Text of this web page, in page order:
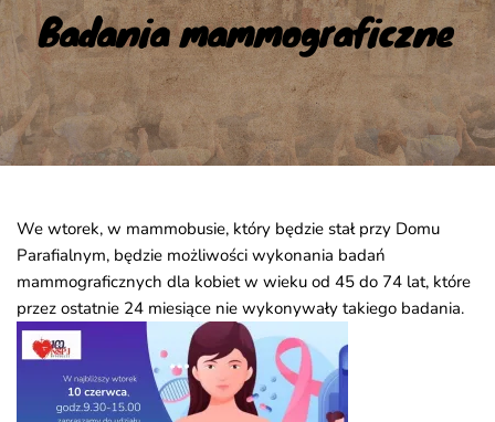
Badania mammograficzne
We wtorek, w mammobusie, który będzie stał przy Domu
Parafialnym, będzie możliwości wykonania badań
mammograficznych dla kobiet w wieku od 45 do 74 lat, które
przez ostatnie 24 miesiące nie wykonywały takiego badania.